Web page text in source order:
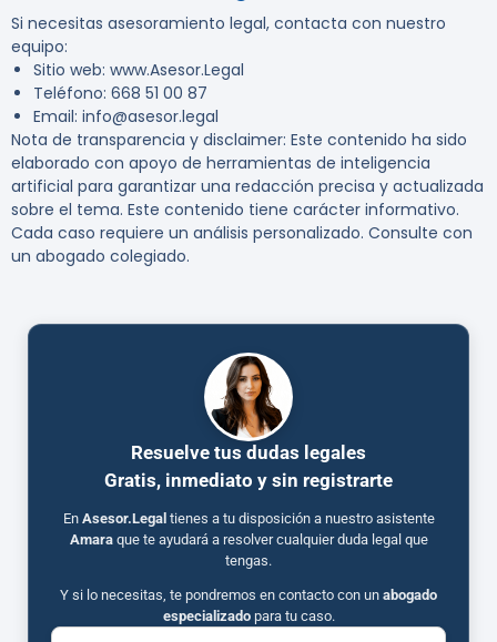
Si necesitas asesoramiento legal, contacta con nuestro
equipo:
Sitio web: www.Asesor.Legal
Teléfono: 668 51 00 87
Email: info@asesor.legal
Nota de transparencia y disclaimer: Este contenido ha sido
elaborado con apoyo de herramientas de inteligencia
artificial para garantizar una redacción precisa y actualizada
sobre el tema. Este contenido tiene carácter informativo.
Cada caso requiere un análisis personalizado. Consulte con
un abogado colegiado.
Resuelve tus dudas legales
Gratis, inmediato y sin registrarte
En Asesor.Legal tienes a tu disposición a nuestro asistente
Amaraque te ayudará a resolver cualquier duda legal que
tengas.
Y si lo necesitas, te pondremos en contacto con un abogado
especializadopara tu caso.